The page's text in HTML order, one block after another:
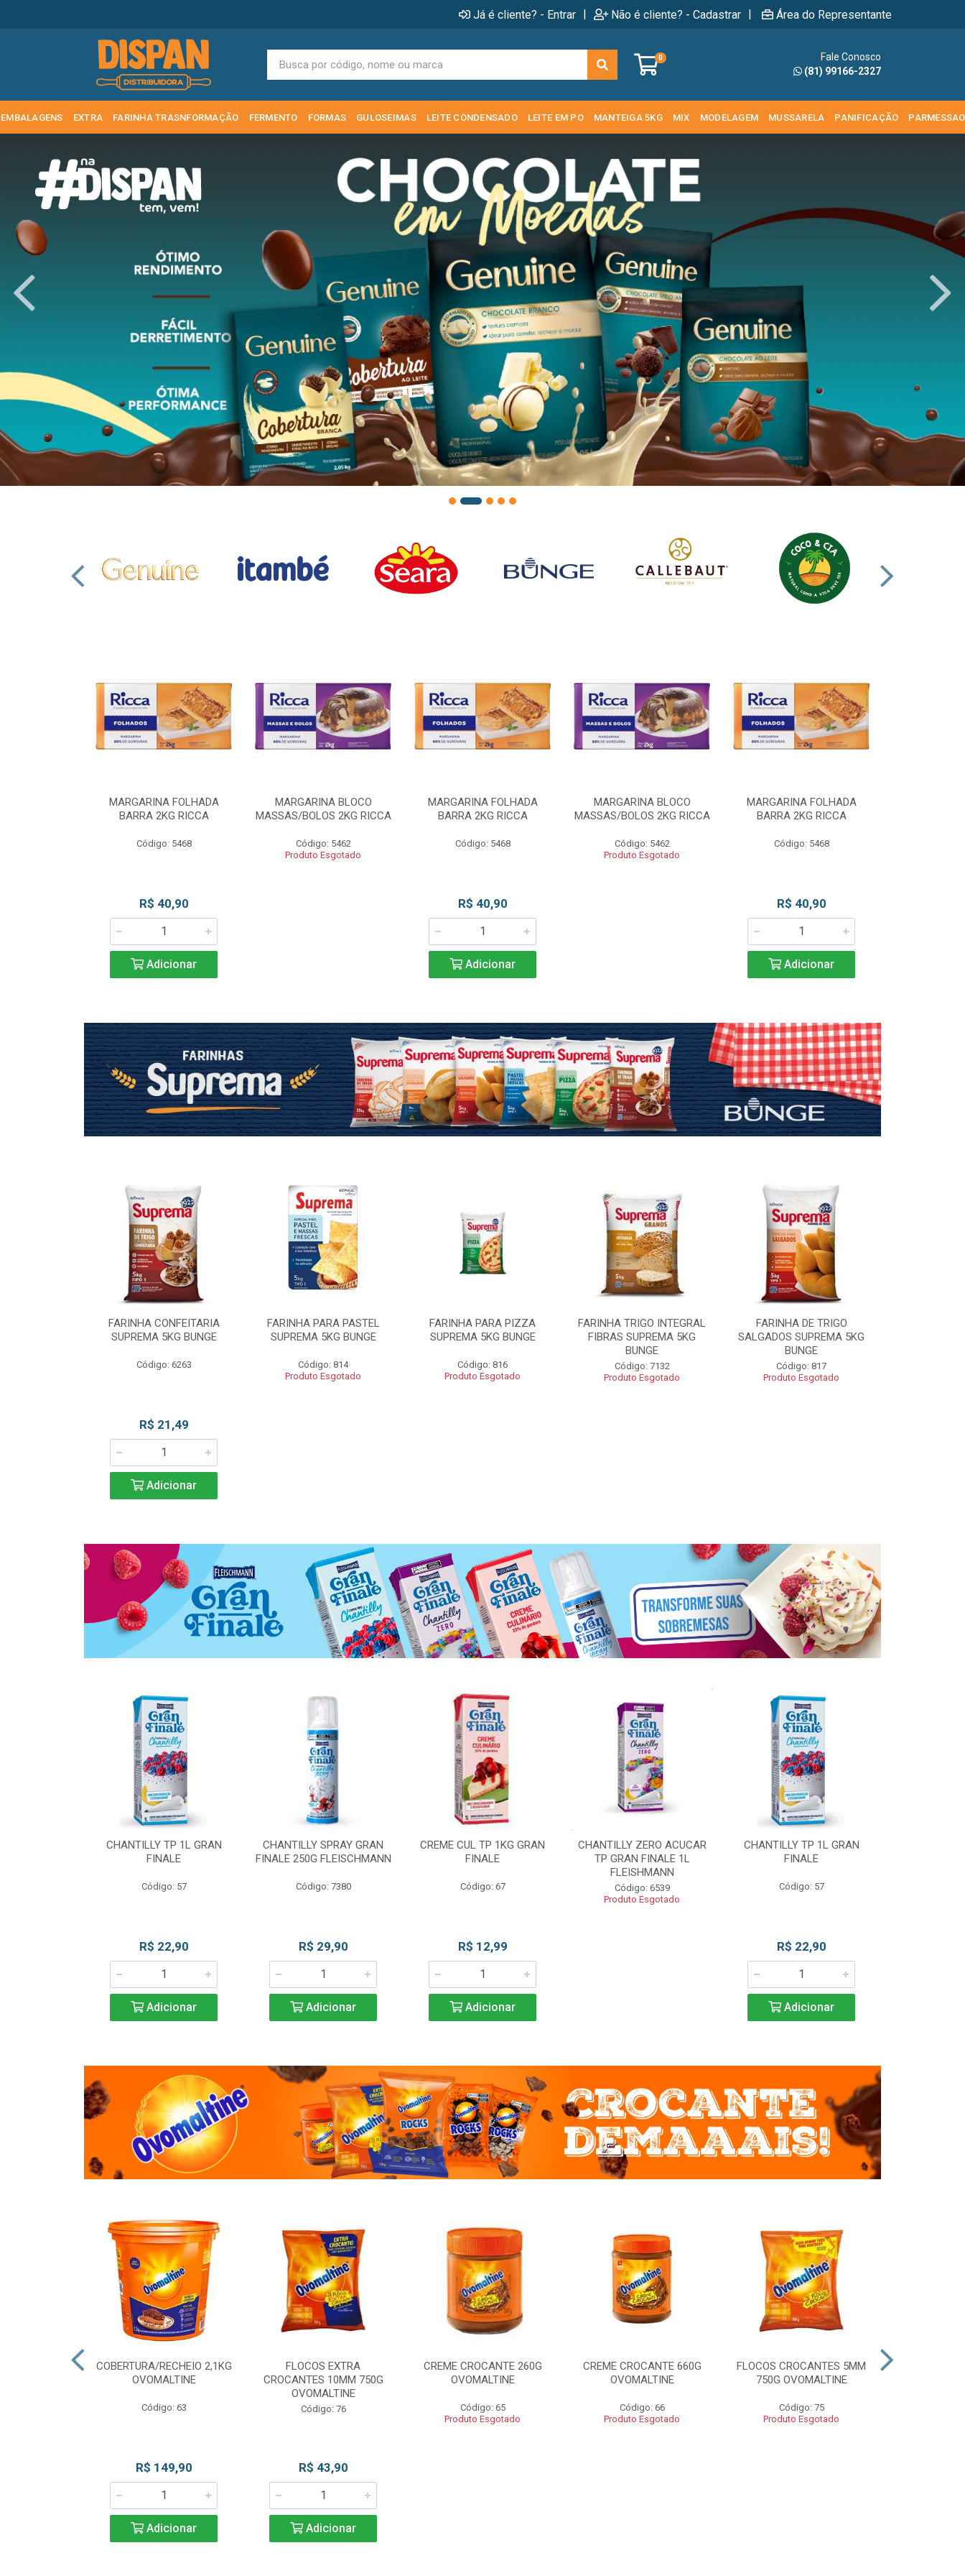
Já é cliente? - Entrar | Não é cliente? - Cadastrar | Área do Representante
0
Fale Conosco
(81) 99166-2327
EMBALAGENS EXTRA FARINHA TRASNFORMAÇÃO FERMENTO FORMAS GULOSEIMAS LEITE CONDENSADO LEITE EM PO MANTEIGA 5KG MIX MODELAGEM MUSSARELA PANIFICAÇÃO PARMESSAO
MARGARINA FOLHADA
BARRA 2KG RICCA
Código: 5468
R$ 40,90
Adicionar
MARGARINA BLOCO
MASSAS/BOLOS 2KG RICCA
Código: 5462
Produto Esgotado
MARGARINA FOLHADA
BARRA 2KG RICCA
Código: 5468
R$ 40,90
Adicionar
MARGARINA BLOCO
MASSAS/BOLOS 2KG RICCA
Código: 5462
Produto Esgotado
MARGARINA FOLHADA
BARRA 2KG RICCA
Código: 5468
R$ 40,90
Adicionar
FARINHA CONFEITARIA
SUPREMA 5KG BUNGE
Código: 6263
R$ 21,49
Adicionar
FARINHA PARA PASTEL
SUPREMA 5KG BUNGE
Código: 814
Produto Esgotado
FARINHA PARA PIZZA
SUPREMA 5KG BUNGE
Código: 816
Produto Esgotado
FARINHA TRIGO INTEGRAL
FIBRAS SUPREMA 5KG
BUNGE
Código: 7132
Produto Esgotado
FARINHA DE TRIGO
SALGADOS SUPREMA 5KG
BUNGE
Código: 817
Produto Esgotado
CHANTILLY TP 1L GRAN
FINALE
Código: 57
R$ 22,90
Adicionar
CHANTILLY SPRAY GRAN
FINALE 250G FLEISCHMANN
Código: 7380
R$ 29,90
Adicionar
CREME CUL TP 1KG GRAN
FINALE
Código: 67
R$ 12,99
Adicionar
CHANTILLY ZERO ACUCAR
TP GRAN FINALE 1L
FLEISHMANN
Código: 6539
Produto Esgotado
CHANTILLY TP 1L GRAN
FINALE
Código: 57
R$ 22,90
Adicionar
COBERTURA/RECHEIO 2,1KG
OVOMALTINE
Código: 63
R$ 149,90
Adicionar
FLOCOS EXTRA
CROCANTES 10MM 750G
OVOMALTINE
Código: 76
R$ 43,90
Adicionar
CREME CROCANTE 260G
OVOMALTINE
Código: 65
Produto Esgotado
CREME CROCANTE 660G
OVOMALTINE
Código: 66
Produto Esgotado
FLOCOS CROCANTES 5MM
750G OVOMALTINE
Código: 75
Produto Esgotado